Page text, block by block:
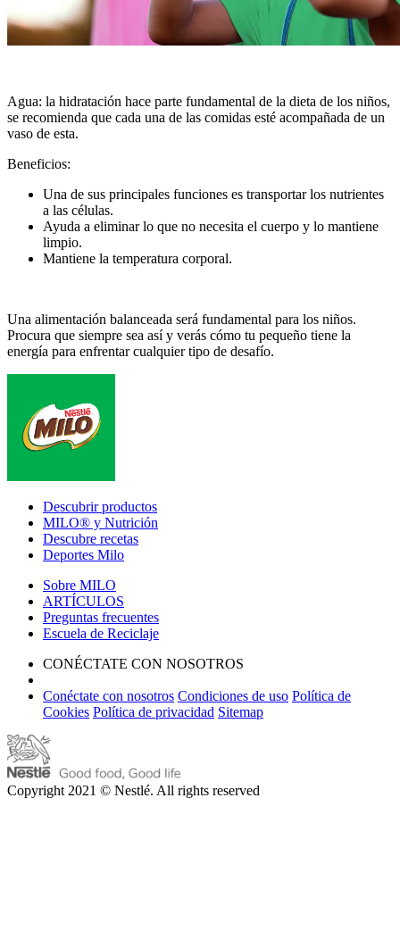
Agua: la hidratación hace parte fundamental de la dieta de los niños,
se recomienda que cada una de las comidas esté acompañada de un
vaso de esta.
Beneficios:
Una de sus principales funciones es transportar los nutrientes
a las células.
Ayuda a eliminar lo que no necesita el cuerpo y lo mantiene
limpio.
Mantiene la temperatura corporal.
Una alimentación balanceada será fundamental para los niños.
Procura que siempre sea así y verás cómo tu pequeño tiene la
energía para enfrentar cualquier tipo de desafío.
Footer
Descubrir productos
MILO® y Nutrición
Descubre recetas
Deportes Milo
Sobre MILO
ARTÍCULOS
Preguntas frecuentes
Escuela de Reciclaje
CONÉCTATE CON NOSOTROS
Conéctate con nosotros Condiciones de uso Política de
Cookies Política de privacidad Sitemap
Copyright 2021 © Nestlé. All rights reserved